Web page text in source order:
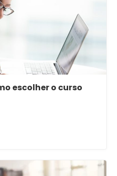
escolher o curso